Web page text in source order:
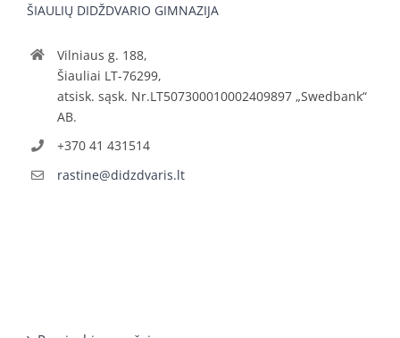
ŠIAULIŲ DIDŽDVARIO GIMNAZIJA
Vilniaus g. 188,
Šiauliai LT-76299,
atsisk. sąsk. Nr.LT507300010002409897 „Swedbank“
AB.
+370 41 431514
rastine@didzdvaris.lt